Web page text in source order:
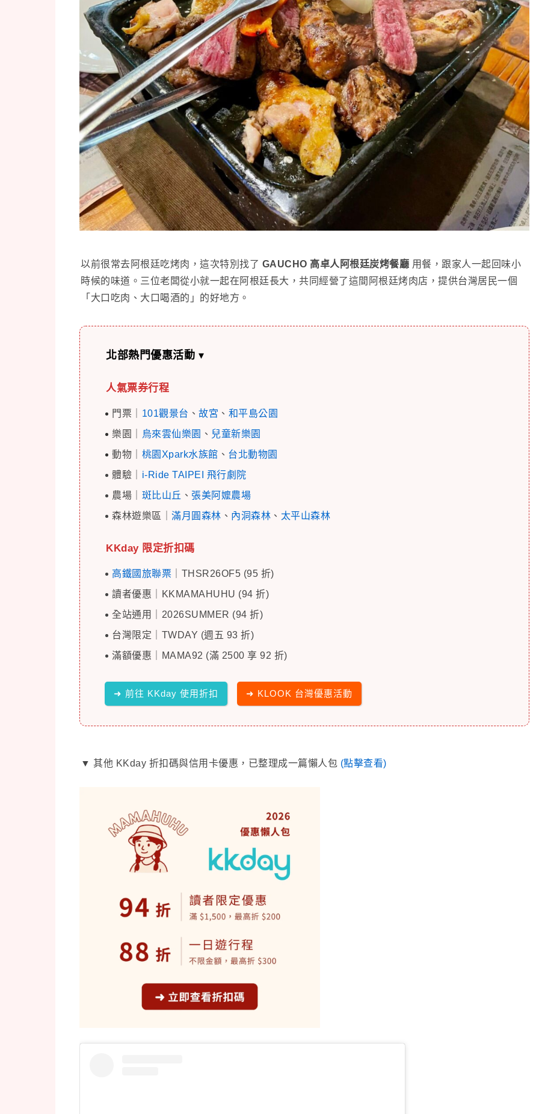
以前很常去阿根廷吃烤肉，這次特別找了 GAUCHO 高卓人阿根廷炭烤餐廳 用餐，跟家人一起回味小
時候的味道。三位老闆從小就一起在阿根廷長大，共同經營了這間阿根廷烤肉店，提供台灣居民一個
「大口吃肉、大口喝酒的」的好地方。
北部熱門優惠活動 ▾
人氣票券行程
門票｜ 101觀景台 、 故宮 、 和平島公園
樂園｜
烏來雲仙樂園 、 兒童新樂園
動物｜ 桃園Xpark水族館 、 台北動物園
體驗｜ i-Ride TAIPEI 飛行劇院
農場｜ 斑比山丘 、 張美阿嬤農場
森林遊樂區｜ 滿月圓森林 、 內洞森林 、 太平山森林
KKday 限定折扣碼
高鐵國旅聯票 ｜THSR26OF5 (95 折)
讀者優惠｜KKMAMAHUHU (94 折)
全站通用｜2026SUMMER (94 折)
台灣限定｜TWDAY (週五 93 折)
滿額優惠｜MAMA92 (滿 2500 享 92 折)
➜ 前往 KKday 使用折扣 ➜ KLOOK 台灣優惠活動
▼ 其他 KKday 折扣碼與信用卡優惠，已整理成一篇懶人包 (點擊查看)